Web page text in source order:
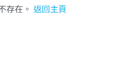
存在。 返回主頁